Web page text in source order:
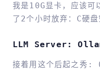
我是10G显卡，应该
了2个小时放弃：C硬盘
LLM Server:
接着用这个后起之秀: